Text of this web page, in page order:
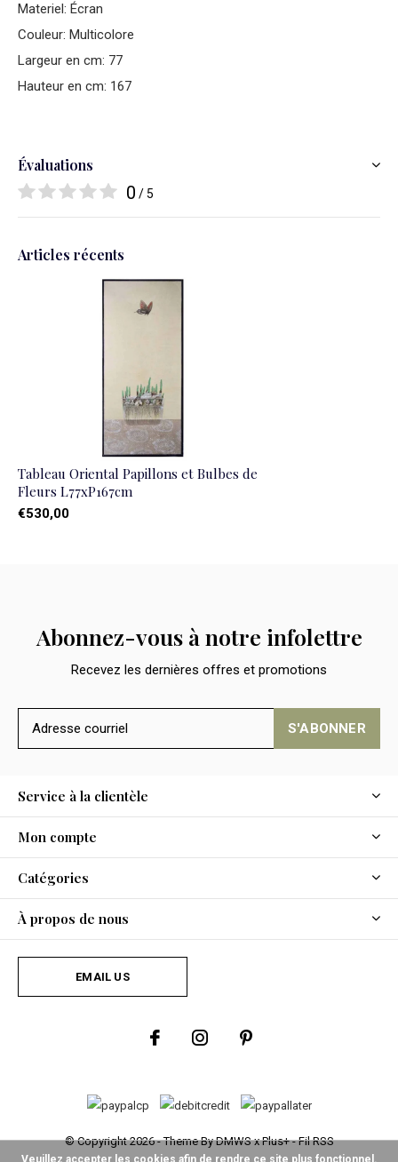
Materiel: Écran
Couleur: Multicolore
Largeur en cm: 77
Hauteur en cm: 167
Évaluations
0 / 5
Articles récents
Tableau Oriental Papillons et Bulbes de
Fleurs L77xP167cm
€530,00
Abonnez-vous à notre infolettre
Recevez les dernières offres et promotions
S'ABONNER
Service à la clientèle
Mon compte
Catégories
À propos de nous
EMAIL US
© Copyright2026- Theme ByDMWSxPlus+-Fil RSS
Veuillez accepter les cookies afin de rendre ce site plus fonctionnel.